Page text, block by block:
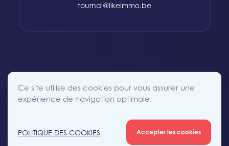
tournai@likeimmo.be
Politique des CookiesConditions générales
Ce site utilise des cookies pour vous assurer une
expérience de navigation optimale.
POLITIQUE DES COOKIES Accepter les cookies